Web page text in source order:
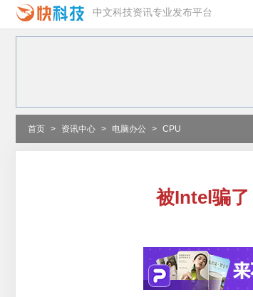
中文科技资讯专业发布平台
首页 > 资讯中心 > 电脑办公 > CPU
被Intel骗